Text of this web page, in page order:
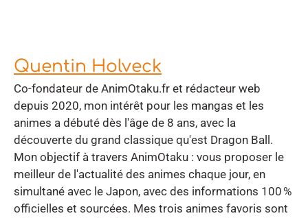
Quentin Holveck
Co-fondateur de AnimOtaku.fr et rédacteur web
depuis 2020, mon intérêt pour les mangas et les
animes a débuté dès l'âge de 8 ans, avec la
découverte du grand classique qu'est Dragon Ball.
Mon objectif à travers AnimOtaku : vous proposer le
meilleur de l'actualité des animes chaque jour, en
simultané avec le Japon, avec des informations 100 %
officielles et sourcées. Mes trois animes favoris sont